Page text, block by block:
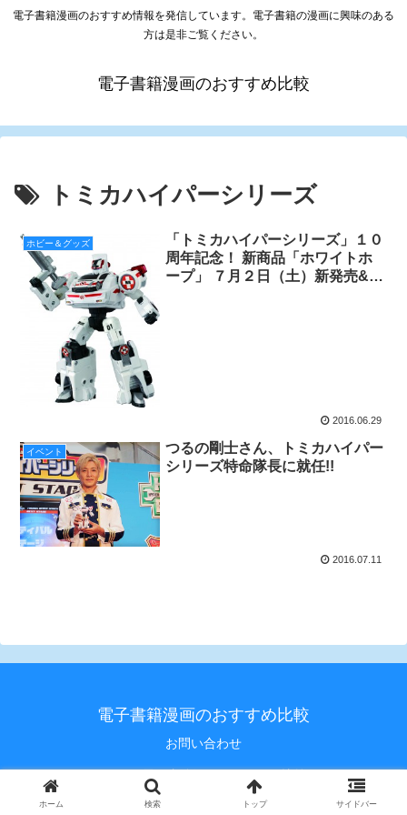
電子書籍漫画のおすすめ情報を発信しています。電子書籍の漫画に興味のある
方は是非ご覧ください。
電子書籍漫画のおすすめ比較
トミカハイパーシリーズ
ホビー＆グッズ
「トミカハイパーシリーズ」１０
周年記念！ 新商品「ホワイトホ
ープ」 ７月２日（土）新発売&タ
2016.06.29
イベント
つるの剛士さん、トミカハイパー
シリーズ特命隊長に就任!!
2016.07.11
電子書籍漫画のおすすめ比較
お問い合わせ
© 2020 電子書籍漫画のおすすめ比較.
ホーム 検索 トップ サイドバー